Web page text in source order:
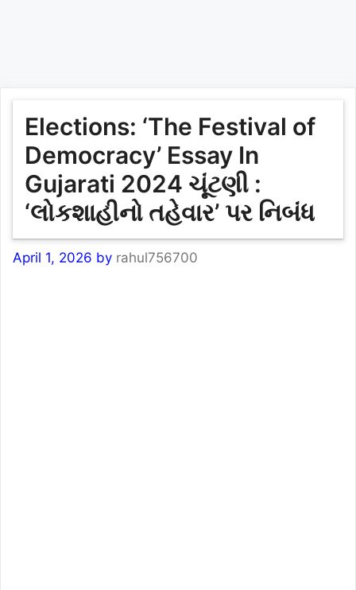
Elections: ‘The Festival of
Democracy’ Essay In
Gujarati 2024 ચૂંટણી :
‘લોકશાહીનો તહેવાર’ પર નિબંધ
April 1, 2026 by rahul756700